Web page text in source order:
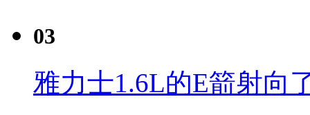
03
雅力士1.6L的E箭射向